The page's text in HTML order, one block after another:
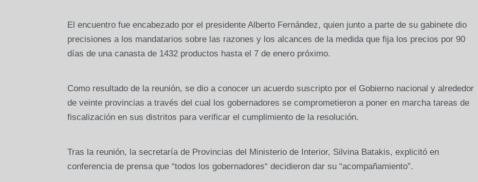
El encuentro fue encabezado por el presidente Alberto Fernández, quien junto a parte de su gabinete dio
precisiones a los mandatarios sobre las razones y los alcances de la medida que fija los precios por 90
días de una canasta de 1432 productos hasta el 7 de enero próximo.
Como resultado de la reunión, se dio a conocer un acuerdo suscripto por el Gobierno nacional y alrededor
de veinte provincias a través del cual los gobernadores se comprometieron a poner en marcha tareas de
fiscalización en sus distritos para verificar el cumplimiento de la resolución.
Tras la reunión, la secretaría de Provincias del Ministerio de Interior, Silvina Batakis, explicitó en
conferencia de prensa que “todos los gobernadores“ decidieron dar su “acompañamiento”.